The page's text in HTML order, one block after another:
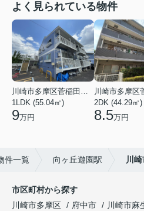
よく見られている物件
川崎市多摩区菅稲田堤２丁目
1LDK (55.04㎡)
9万円
2DK (44.29㎡)
8.5万円
件一覧 向ヶ丘遊園駅 川
市区町村から探す
川崎市多摩区
府中市 川崎市麻